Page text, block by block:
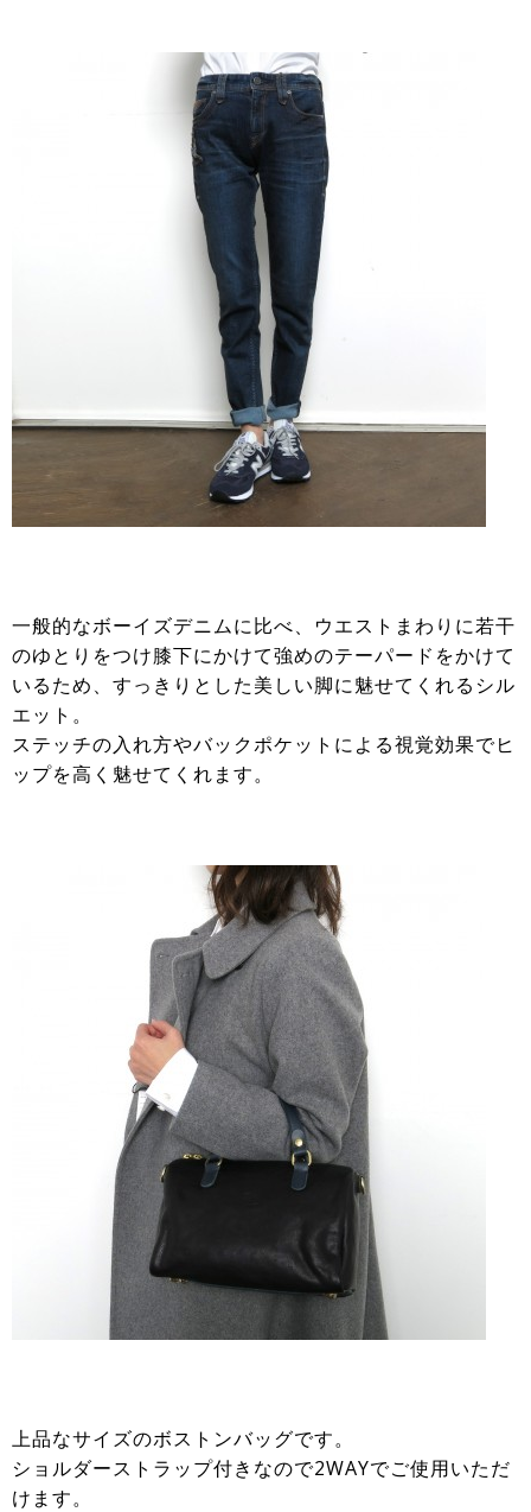
一般的なボーイズデニムに比べ、ウエストまわりに若干
のゆとりをつけ膝下にかけて強めのテーパードをかけて
いるため、すっきりとした美しい脚に魅せてくれるシル
エット。
ステッチの入れ方やバックポケットによる視覚効果でヒ
ップを高く魅せてくれます。
上品なサイズのボストンバッグです。
ショルダーストラップ付きなので2WAYでご使用いただ
けます。